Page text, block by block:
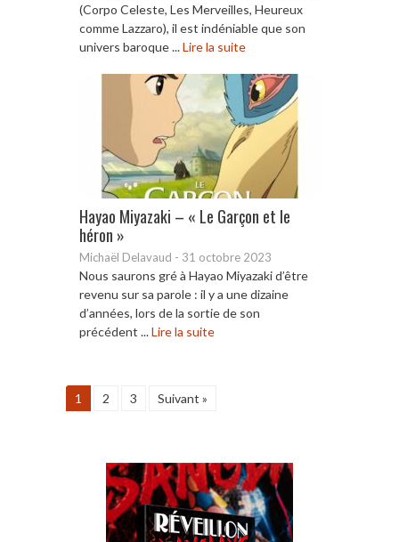
(Corpo Celeste, Les Merveilles, Heureux
comme Lazzaro), il est indéniable que son
univers baroque ...Lire la suite
Hayao Miyazaki – « Le Garçon et le
héron »
Michaël Delavaud - 31 octobre 2023
Nous saurons gré à Hayao Miyazaki d’être
revenu sur sa parole : il y a une dizaine
d’années, lors de la sortie de son
précédent ...Lire la suite
1 2 3 Suivant »